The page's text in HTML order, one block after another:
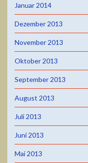
Januar 2014
Dezember 2013
November 2013
Oktober 2013
September 2013
August 2013
Juli 2013
Juni 2013
Mai 2013